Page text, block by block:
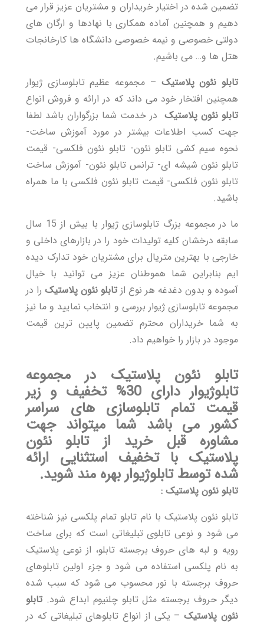
تضمین شده در اختیار خریداران و مشتریان عزیز قرار می
دهیم و همچنین آماده همکاری با نهادها و ارگان های
دولتی خصوصی و نیمه خصوصی دانشگاه ها کارخانجات
هتل ها و… می باشیم.
تابلو نئون پلاستیک – مجموعه عظیمتابلوسازی ژیوار
همچنین افتخار خود می داند که در ارائه و فروش انواع
تابلو نئون پلاستیک در خدمت شما بزرگواران باشد لطفا
جهت کسب اطلاعات بیشتر در مورد آموزش ساخت-
نحوه سیم کشی تابلو نئون- تابلو نئون فلکسی- قیمت
تابلو نئون شیشه ای- ترانس تابلو نئون- آموزش ساخت
تابلو نئون فلکسی- قیمت تابلو نئون فلکسی با ما همراه
باشید.
ما در مجموعه بزرگ تابلوسازی ژیوار با بیش از 15 سال
سابقه درخشان کلیه تولیدات خود را در بازارهای داخلی و
خارجی با بهترین متریال برای مشتریان خود تدارک دیده
ایم بنابراین شما هموطنان عزیز می توانید با خیال
آسوده و بدون دغدغه هر نوع از تابلو نئون پلاستیک را در
مجموعه تابلوسازی ژیوار بررسی و انتخاب نمایید و ما نیز
به شما خریداران محترم تضمین پایین ترین قیمت
موجود در بازار را خواهیم داد.
تابلو نئون پلاستیک در مجموعه
تابلوژیوار دارای 30% تخفیف و زیر
قیمت تمام تابلوسازی های سراسر
کشور می باشد شما میتواند جهت
مشاوره قبل خرید از تابلو نئون
پلاستیک با تخفیف استثنایی ارائه
شده توسط تابلوژیوار بهره مند شوید.
تابلو نئون پلاستیک :
تابلو نئون پلاستیک با نام تابلو تمام پلکسی نیز شناخته
می شود و نوعی تابلوی تبلیغاتی است که برای ساخت
رویه و لبه های حروف برجسته تابلو، از نوعی پلاستیک
به نام پلکسی استفاده می شود و جزء اولین تابلوهای
حروف برجسته با نور محسوب می شود که سبب شده
دیگر حروف برجسته مثل تابلو چلنیوم ابداع شود. تابلو
نئون پلاستیک – یکی از انواع تابلوهای تبلیغاتی که در